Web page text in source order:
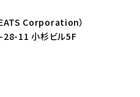
Corporation）
11 小杉ビル5F